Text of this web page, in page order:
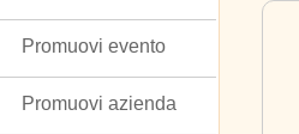
Promuovi evento
Promuovi azienda